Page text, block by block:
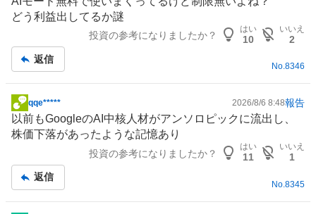
板
記
どう利益出してるか謎
投資の参考になりましたか？
はい
10
いいえ
2
返信
No.8346
掲
示
板
qqe***** 2026/8/6 8:48報告
以前もGoogleのAI中核人材がアンソロピックに流出し、
株価下落があったような記憶あり
投資の参考になりましたか？
はい
11
いいえ
1
返信
No. 8345